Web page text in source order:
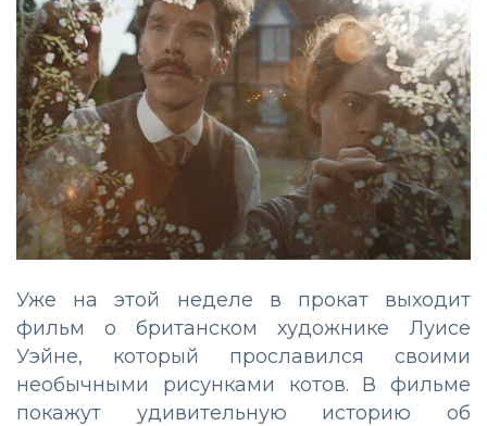
Уже на этой неделе в прокат выходит
фильм о британском художнике Луисе
Уэйне, который прославился своими
необычными рисунками котов. В фильме
покажут удивительную историю об